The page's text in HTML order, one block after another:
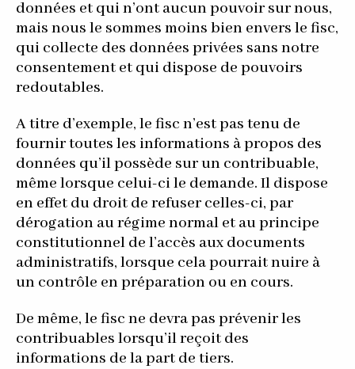
données et qui n’ont aucun pouvoir sur nous,
mais nous le sommes moins bien envers le fisc,
qui collecte des données privées sans notre
consentement et qui dispose de pouvoirs
redoutables.
A titre d’exemple, le fisc n’est pas tenu de
fournir toutes les informations à propos des
données qu’il possède sur un contribuable,
même lorsque celui-ci le demande. Il dispose
en effet du droit de refuser celles-ci, par
dérogation au régime normal et au principe
constitutionnel de l’accès aux documents
administratifs, lorsque cela pourrait nuire à
un contrôle en préparation ou en cours.
De même, le fisc ne devra pas prévenir les
contribuables lorsqu’il reçoit des
informations de la part de tiers.